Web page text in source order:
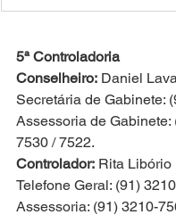
5ª Controladoria
Conselheiro: Daniel
Secretária de Gabinete:
Assessoria de Gabinete:
7530 / 7522.
Controlador: Rita Libório
Telefone Geral: (91)
Assessoria: (91) 3210-